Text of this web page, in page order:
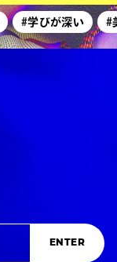
#学びが深い #美
ENTER